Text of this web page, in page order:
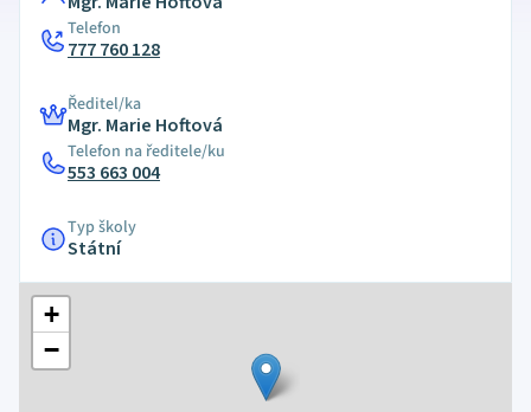
Telefon
777 760 128
Ředitel/ka
Mgr. Marie Hoftová
Telefon na ředitele/ku
553 663 004
Typ školy
Státní
+
−